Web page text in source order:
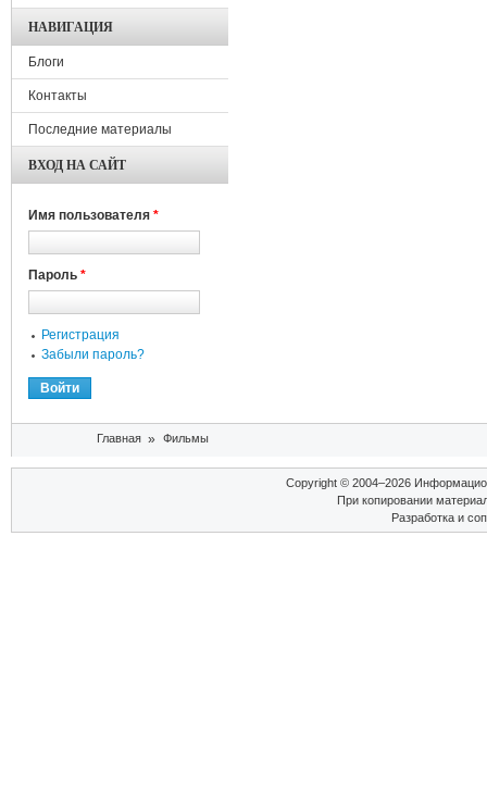
НАВИГАЦИЯ
Блоги
Контакты
Последние материалы
ВХОД НА САЙТ
Имя пользователя *
Пароль *
Регистрация
Забыли пароль?
Главная » Фильмы
Copyright © 2004–2026
При копировании
Разработка и